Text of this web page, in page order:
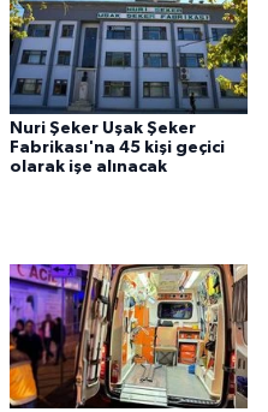
Nuri Şeker Uşak Şeker
Fabrikası'na 45 kişi geçici
olarak işe alınacak